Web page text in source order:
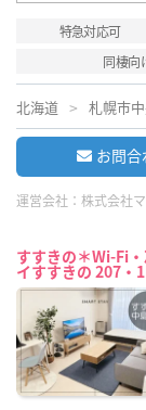
特急対応可
同棲向
北海道 札幌市
お問合
運営会社： 株式会社
すすきの＊Wi-Fi
イすすきの 207・